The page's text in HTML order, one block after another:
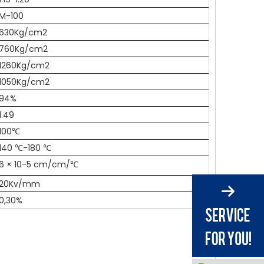
100
cm2
cm2
cm2
cm2
℃-180 ℃
× 10-5 cm/cm/℃
mm